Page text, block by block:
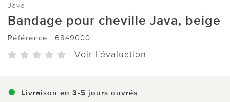
Java
Bandage pour cheville Java, beige
Référence : 6849000
Voir l'évaluation
Livraison en 3-5 jours ouvrés